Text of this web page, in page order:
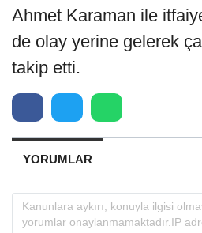
Ahmet Karaman ile
de olay yerine gelerek
takip etti.
YORUMLAR